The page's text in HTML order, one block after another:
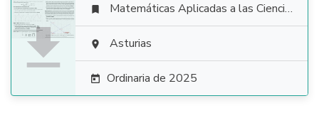

 Matemáticas Aplicadas a las Ciencias Sociales
 Asturias
 Ordinaria de 2025